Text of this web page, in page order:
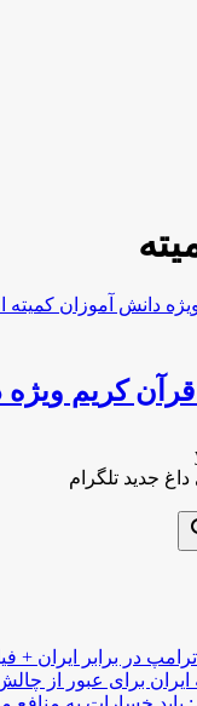
کریم ویژه
در برابر ایران +
برای عبور از